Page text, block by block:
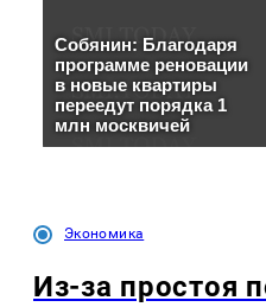
Экономика
Из-за простоя